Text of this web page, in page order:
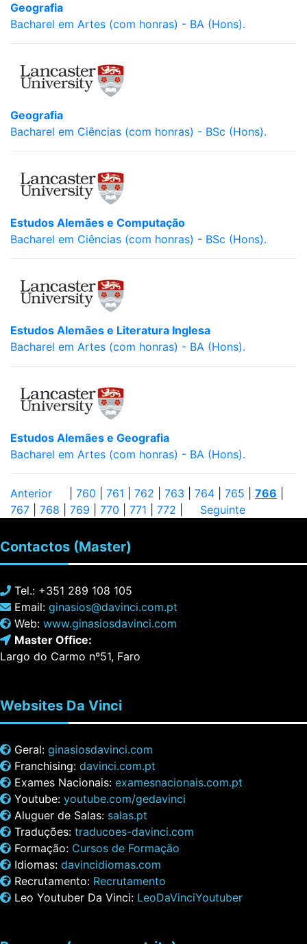
Geografia
Bacharel em Artes (com honras) - BA (Hons).
Geografia
Bacharel em Ciências (com honras) - BSc (Hons).
Estudos Alemães e Computação
Bacharel em Ciências (com honras) - BSc (Hons).
Estudos Alemães e Literatura Inglesa
Bacharel em Artes (com honras) - BA (Hons).
Estudos Alemães e Geografia
Bacharel em Artes (com honras) - BA (Hons).
Anterior 760 761 762 763 764 765 766
767
768 769 770 771 772 Seguinte
Contactos (Master)
Tel.: +351 289 108 105
Email: ginasios@davinci.com.pt
Web: www.ginasiosdavinci.com
Master Office:
Largo do Carmo nº51, Faro
Websites Da Vinci
Geral: ginasiosdavinci.com
Franchising: davinci.com.pt
Exames Nacionais: examesnacionais.com.pt
Youtube: youtube.com/gedavinci
Aluguer de Salas: salas.pt
Traduções: traducoes-davinci.com
Formação: Cursos de Formação
Idiomas: davincidiomas.com
Recrutamento: Recrutamento
Leo Youtuber Da Vinci: LeoDaVinciYoutuber